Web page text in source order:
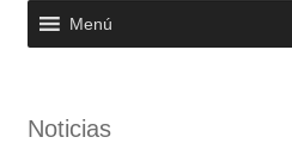
Menú
Noticias